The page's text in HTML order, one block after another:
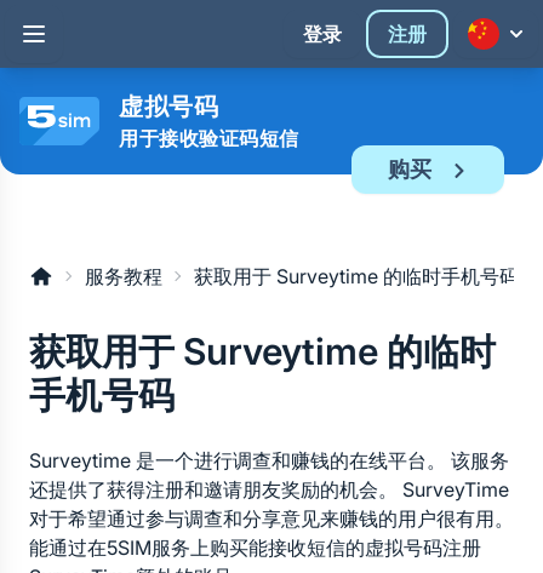
登录 注册
虚拟号码
用于接收验证码短信
购买
服务教程 获取用于 Surveytime 的临时手机号码
获取用于 Surveytime 的临时
手机号码
Surveytime 是一个进行调查和赚钱的在线平台。 该服务
还提供了获得注册和邀请朋友奖励的机会。 SurveyTime
对于希望通过参与调查和分享意见来赚钱的用户很有用。
能通过在5SIM服务上购买能接收短信的虚拟号码注册